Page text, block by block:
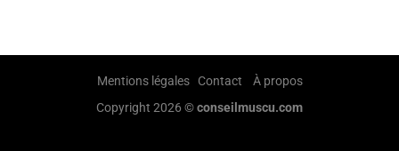
Mentions légales Contact
À propos
Copyright 2026 ©conseilmuscu.com